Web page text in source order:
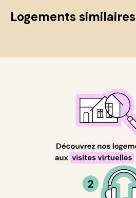
Logements similaires